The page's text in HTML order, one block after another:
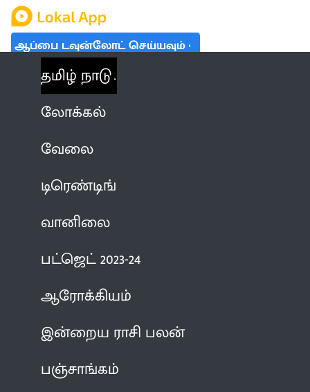
ஆப்பை டவுன்லோட் செய்யவும்
தமிழ் நாடு
லோக்கல்
வேலை
டிரெண்டிங்
வானிலை
பட்ஜெட் 2023-24
ஆரோக்கியம்
இன்றைய ராசி பலன்
பஞ்சாங்கம்